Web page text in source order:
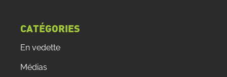
CATÉGORIES
En vedette
Médias